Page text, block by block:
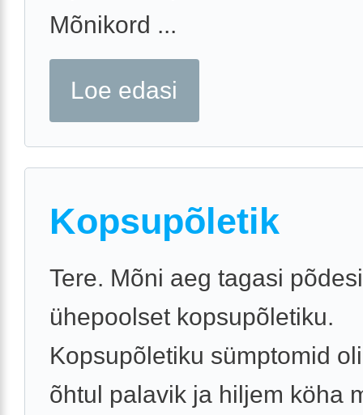
Mõnikord ...
Loe edasi
Kopsupõletik
Tere. Mõni aeg tagasi
ühepoolset kopsupõletiku.
Kopsupõletiku sümptomid
õhtul palavik ja hiljem köha